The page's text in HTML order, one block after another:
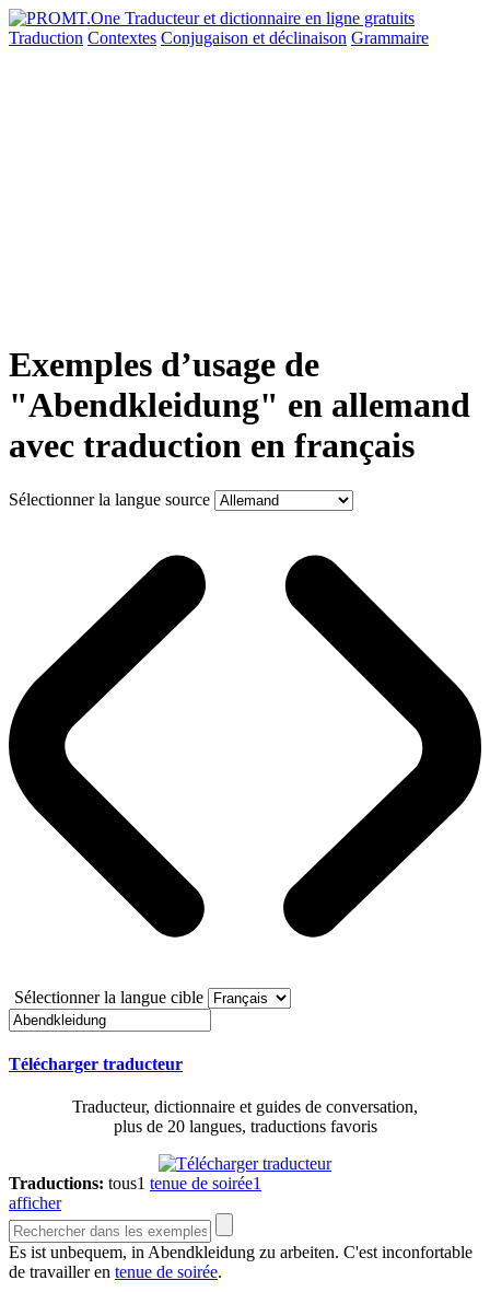
Traduction Contextes Conjugaison et déclinaison Grammaire
Exemples d’usage de
"Abendkleidung" en allemand
avec traduction en français
Sélectionner la langue source
Sélectionner la langue cible
Télécharger traducteur
Traducteur, dictionnaire et guides de conversation,
plus de 20 langues, traductions favoris
Traductions: tous1 tenue de soirée1
afficher
Es ist unbequem, inAbendkleidung zu arbeiten. C'est inconfortable
de travailler en tenue de soirée.